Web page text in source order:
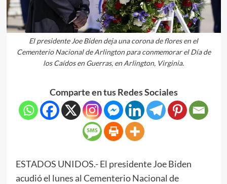
El presidente Joe Biden deja una corona de flores en el
Cementerio Nacional de Arlington para conmemorar el Día de
los Caídos en Guerras, en Arlington, Virginia.
Comparte en tus Redes Sociales
ESTADOS UNIDOS.- El presidente Joe Biden
acudió el lunes al Cementerio Nacional de